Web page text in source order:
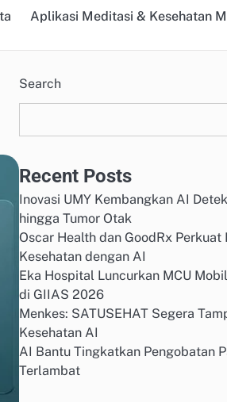
Aplikasi Meditasi & Kesehatan
Search
Recent Posts
Inovasi UMY Kembangkan AI
hingga Tumor Otak
Oscar Health dan GoodRx Perkuat
Kesehatan dengan AI
Eka Hospital Luncurkan MCU
di GIIAS 2026
Menkes: SATUSEHAT Segera
Kesehatan AI
AI Bantu Tingkatkan Pengobatan
Terlambat